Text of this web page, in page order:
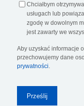
Chciałbym
usługach lub
zgodę w dowolnym
jest zawarty we
Aby uzyskać informacje
przechowujemy dane
prywatności.